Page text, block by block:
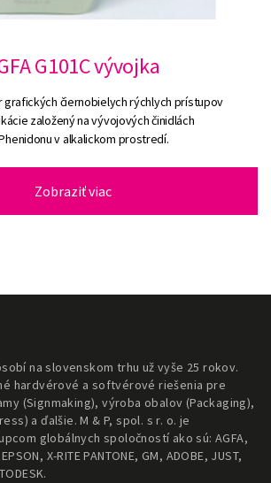
G101C vývojka
grafických čiernobielych rýchlych prístupov
založený na vývojových činidlách
v alkalickom prostredí.
Zobraziť viac
na slovenskom trhu už vyše 25 rokov.
hardvérové a softvérové riešenia pre
(Signmaking), výroba obalov (Packaging),
a ďalšie. M & P, spol. s r. o. je
globálnych spoločností ako sú: AGFA,
X-RITE PANTONE, GM, ADOBE, JUST,